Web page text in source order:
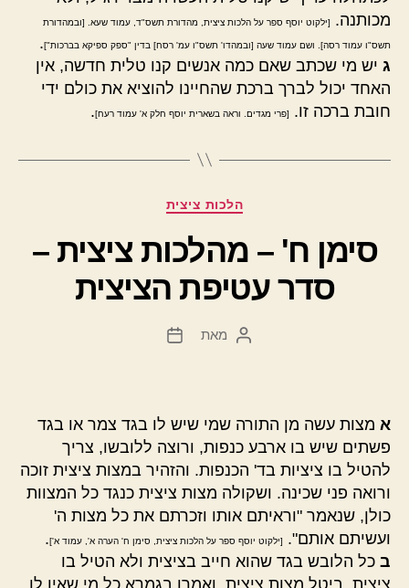
מכותנה.
[ילקוט יוסף ספר על הלכות ציצית, מהדורת תשס"ד, עמוד שעא. [ובמהדורת
תשס"ו עמוד רסה]. ושם עמוד שעה [ובמהדו' תשס"ו עמ' רסח] בדין "ספק ספיקא בברכות"].
ג יש מי שכתב שאם כמה אנשים קנו טלית חדשה, אין
האחד יכול לברך ברכת שהחיינו להוציא את כולם ידי
חובת ברכה זו.
[פרי מגדים. וראה בשארית יוסף חלק א' עמוד רעח].
קטגוריות
הלכות ציצית
סימן ח' – מהלכות ציצית –
סדר עטיפת הציצית
המחבר
מאת
תאריך
א מצות עשה מן התורה שמי שיש לו בגד צמר או בגד
פשתים שיש בו ארבע כנפות, ורוצה ללובשו, צריך
להטיל בו ציציות בד' הכנפות. והזהיר במצות ציצית זוכה
ורואה פני שכינה. ושקולה מצות ציצית כנגד כל המצוות
כולן, שנאמר "וראיתם אותו וזכרתם את כל מצות ה'
ועשיתם אותם".
[ילקוט יוסף ספר על הלכות ציצית, סימן ח' הערה א', עמוד א'].
ב כל הלובש בגד שהוא חייב בציצית ולא הטיל בו
ציצית, ביטל מצות ציצית. ואמרו בגמרא כל מי שאין לו